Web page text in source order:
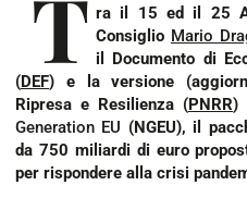
T ra il 15 ed il 25
Consiglio Mario
il Documento di
(DEF) e la versione
Ripresa e Resilienza (PNRR)
Generation EU (NGEU), il
da 750 miliardi di euro
per rispondere alla crisi